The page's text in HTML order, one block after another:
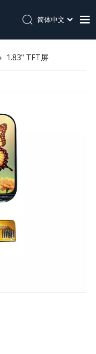
简体中文
1.83" TFT屏